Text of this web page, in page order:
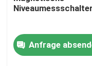
Niveaumessschalter
Anfrage